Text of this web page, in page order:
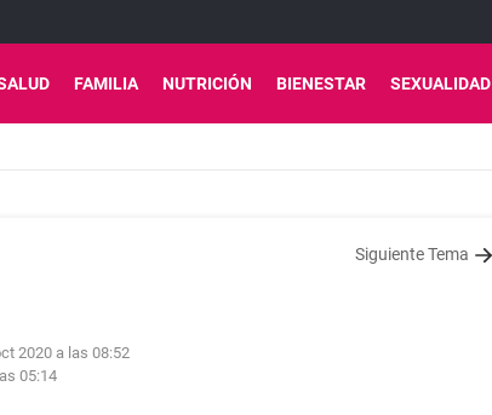
FAMILIA NUTRICIÓN BIENESTAR SEXUALIDAD
Siguiente Tema
2020 a las 08:52
05:14